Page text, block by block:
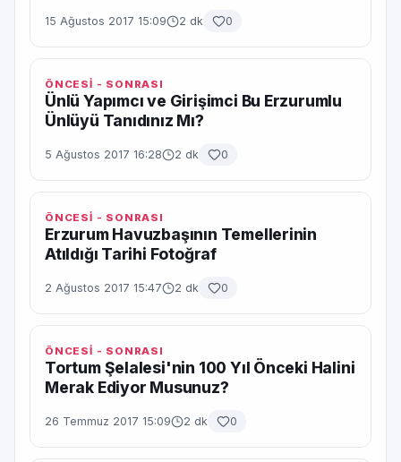
15 Ağustos 2017 15:09 2 dk 0
ÖNCESİ - SONRASI
Ünlü Yapımcı ve Girişimci Bu Erzurumlu
Ünlüyü Tanıdınız Mı?
5 Ağustos 2017 16:28 2 dk 0
ÖNCESİ - SONRASI
Erzurum Havuzbaşının Temellerinin
Atıldığı Tarihi Fotoğraf
2 Ağustos 2017 15:47 2 dk 0
ÖNCESİ - SONRASI
Tortum Şelalesi'nin 100 Yıl Önceki Halini
Merak Ediyor Musunuz?
26 Temmuz 2017 15:09 2 dk 0